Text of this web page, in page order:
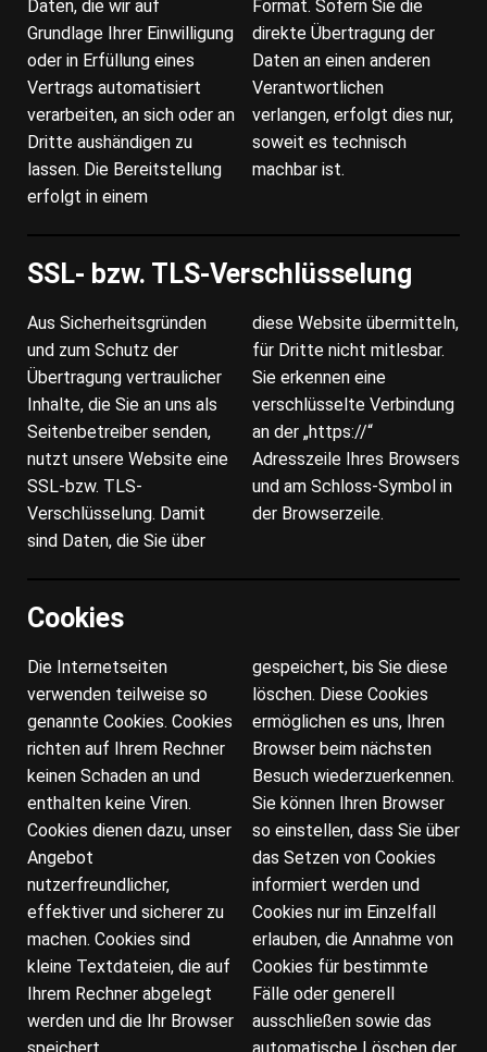
Daten, die wir auf
Grundlage Ihrer Einwilligung
oder in Erfüllung eines
Vertrags automatisiert
verarbeiten, an sich oder an
Dritte aushändigen zu
lassen. Die Bereitstellung
erfolgt in einem
Format. Sofern Sie die
direkte Übertragung der
Daten an einen anderen
Verantwortlichen
verlangen, erfolgt dies nur,
soweit es technisch
machbar ist.
SSL- bzw. TLS-Verschlüsselung
Aus Sicherheitsgründen
und zum Schutz der
Übertragung vertraulicher
Inhalte, die Sie an uns als
Seitenbetreiber senden,
nutzt unsere Website eine
SSL-bzw. TLS-
Verschlüsselung. Damit
sind Daten, die Sie über
diese Website übermitteln,
für Dritte nicht mitlesbar.
Sie erkennen eine
verschlüsselte Verbindung
an der „https://“
Adresszeile Ihres Browsers
und am Schloss-Symbol in
der Browserzeile.
Cookies
Die Internetseiten
verwenden teilweise so
genannte Cookies. Cookies
richten auf Ihrem Rechner
keinen Schaden an und
enthalten keine Viren.
Cookies dienen dazu, unser
Angebot
nutzerfreundlicher,
effektiver und sicherer zu
machen. Cookies sind
kleine Textdateien, die auf
Ihrem Rechner abgelegt
werden und die Ihr Browser
gespeichert, bis Sie diese
löschen. Diese Cookies
ermöglichen es uns, Ihren
Browser beim nächsten
Besuch wiederzuerkennen.
Sie können Ihren Browser
so einstellen, dass Sie über
das Setzen von Cookies
informiert werden und
Cookies nur im Einzelfall
erlauben, die Annahme von
Cookies für bestimmte
Fälle oder generell
ausschließen sowie das